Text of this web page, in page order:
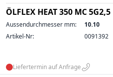
ÖLFLEX HEAT 350 MC 5G2,5
Aussendurchmesser mm:
10.10
Artikel-Nr:
0091392
Liefertermin auf Anfrage